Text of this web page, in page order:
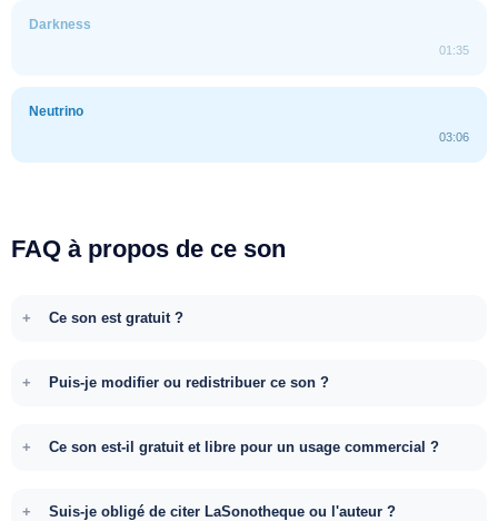
Darkness
01:35
Neutrino
03:06
FAQ à propos de ce son
Ce son est gratuit ?
Puis-je modifier ou redistribuer ce son ?
Ce son est-il gratuit et libre pour un usage commercial ?
Suis-je obligé de citer LaSonotheque ou l'auteur ?